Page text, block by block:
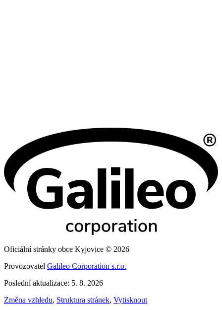
Oficiální stránky obce Kyjovice © 2026
Provozovatel Galileo Corporation s.r.o.
Poslední aktualizace: 5. 8. 2026
Změna vzhledu, Struktura stránek, Vytisknout